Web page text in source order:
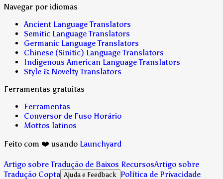
Navegar por idiomas
Ancient Language Translators
Semitic Language Translators
Germanic Language Translators
Chinese (Sinitic) Language Translators
Indigenous American Language Translators
Style & Novelty Translators
Ferramentas gratuitas
Ferramentas
Conversor de Fuso Horário
Mottos latinos
Feito com ❤️ usando Launchyard
Artigo sobre Tradução de Baixos RecursosArtigo sobre
Tradução Copta Ajuda e Feedback Política de Privacidade